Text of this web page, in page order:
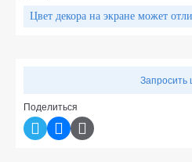
Цвет декора на экране может
Запросить
Поделиться